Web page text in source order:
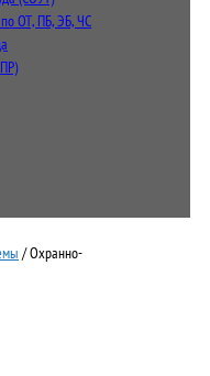
ОТ, ПБ, ЭБ, ЧС
/ Охранно-